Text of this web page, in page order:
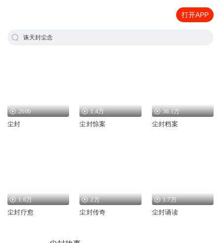
打开APP
诛天封尘念
2600
尘封
1.4万
尘封惊案
36.1万
尘封档案
1.6万
尘封疗愈
2万
尘封传奇
1.7万
尘封诵读